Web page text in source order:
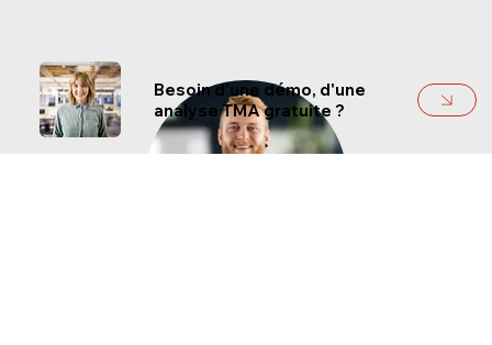
Besoin d'une démo, d'une
analyse TMA gratuite ?